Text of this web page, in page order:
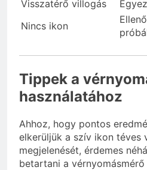
Visszatérő villogás
Nincs ikon
Tippek a
használatához
Ahhoz, hogy pontos
elkerüljük a szív ikon téves
megjelenését, érdemes
betartani a vérnyomásmérő